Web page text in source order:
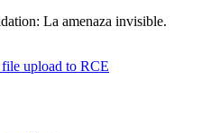
La amenaza invisible.
upload to RCE